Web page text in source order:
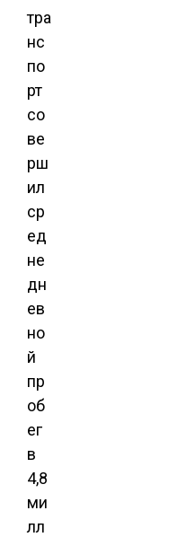
тра
нс
по
рт
со
ве
рш
ил
ср
ед
не
дн
ев
но
й
пр
об
ег
в
4,8
ми
лл